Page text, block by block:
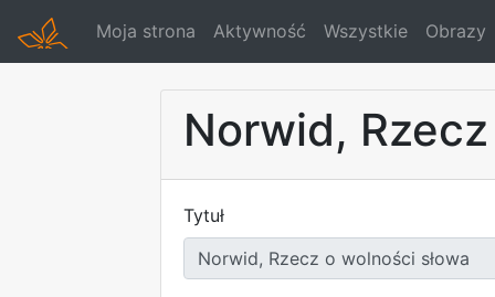
Moja strona Aktywność Wszystkie Obrazy
Norwid,
Tytuł